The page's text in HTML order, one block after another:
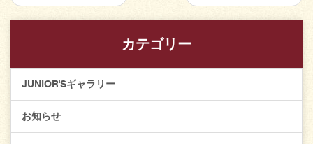
カテゴリー
JUNIOR'Sギャラリー
お知らせ